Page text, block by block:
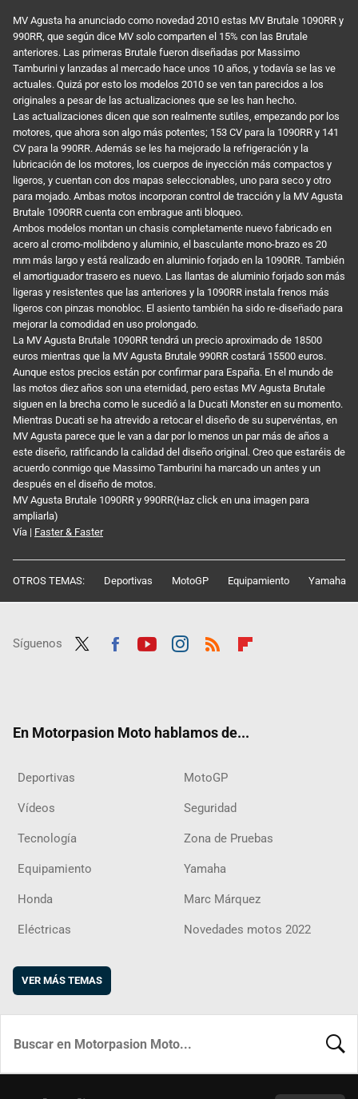
MV Agusta ha anunciado como novedad 2010 estas MV Brutale 1090RR y
990RR, que según dice MV solo comparten el 15% con las Brutale
anteriores. Las primeras Brutale fueron diseñadas por Massimo
Tamburini y lanzadas al mercado hace unos 10 años, y todavía se las ve
actuales. Quizá por esto los modelos 2010 se ven tan parecidos a los
originales a pesar de las actualizaciones que se les han hecho.
Las actualizaciones dicen que son realmente sutiles, empezando por los
motores, que ahora son algo más potentes; 153 CV para la 1090RR y 141
CV para la 990RR. Además se les ha mejorado la refrigeración y la
lubricación de los motores, los cuerpos de inyección más compactos y
ligeros, y cuentan con dos mapas seleccionables, uno para seco y otro
para mojado. Ambas motos incorporan control de tracción y la MV Agusta
Brutale 1090RR cuenta con embrague anti bloqueo.
Ambos modelos montan un chasis completamente nuevo fabricado en
acero al cromo-molibdeno y aluminio, el basculante mono-brazo es 20
mm más largo y está realizado en aluminio forjado en la 1090RR. También
el amortiguador trasero es nuevo. Las llantas de aluminio forjado son más
ligeras y resistentes que las anteriores y la 1090RR instala frenos más
ligeros con pinzas monobloc. El asiento también ha sido re-diseñado para
mejorar la comodidad en uso prolongado.
La MV Agusta Brutale 1090RR tendrá un precio aproximado de 18500
euros mientras que la MV Agusta Brutale 990RR costará 15500 euros.
Aunque estos precios están por confirmar para España. En el mundo de
las motos diez años son una eternidad, pero estas MV Agusta Brutale
siguen en la brecha como le sucedió a la Ducati Monster en su momento.
Mientras Ducati se ha atrevido a retocar el diseño de su supervéntas, en
MV Agusta parece que le van a dar por lo menos un par más de años a
este diseño, ratificando la calidad del diseño original. Creo que estaréis de
acuerdo conmigo que Massimo Tamburini ha marcado un antes y un
después en el diseño de motos.
MV Agusta Brutale 1090RR y 990RR(Haz click en una imagen para
ampliarla)
Vía | Faster & Faster
OTROS TEMAS: Deportivas MotoGP Equipamiento Yamaha
Síguenos
En Motorpasion Moto hablamos de...
Deportivas MotoGP
Vídeos Seguridad
Tecnología Zona de Pruebas
Equipamiento Yamaha
Honda Marc Márquez
Eléctricas Novedades motos 2022
VER MÁS TEMAS